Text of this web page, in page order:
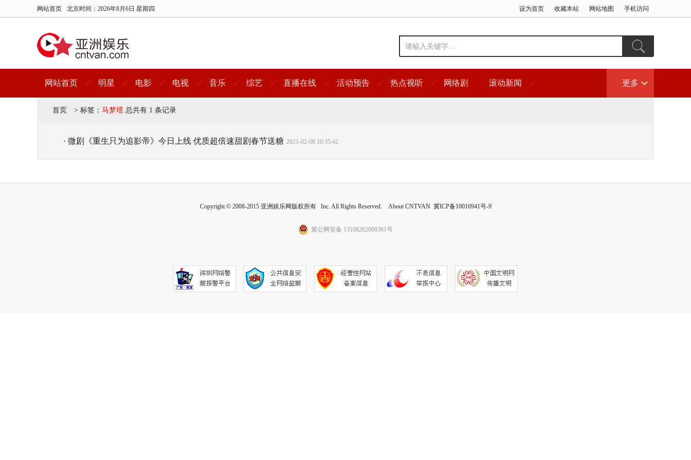
网站首页 北京时间： 2026年8月6日 星期四 设为首页 收藏本站 网站地图 手机访问
网站首页 明星 电影 电视 音乐 综艺 直播在线 活动预告 热点视听 网络剧 滚动新闻 更多
首页 > 标签： 马梦瑶 总共有 1 条记录
· 微剧《重生只为追影帝》今日上线 优质超倍速甜剧春节送糖 2021-02-08 10:35:42
Copyright © 2008-2015 亚洲娱乐网版权所有 Inc. All Rights Reserved. About CNTVAN 冀ICP备10016941号-9
冀公网安备 13108202000361号